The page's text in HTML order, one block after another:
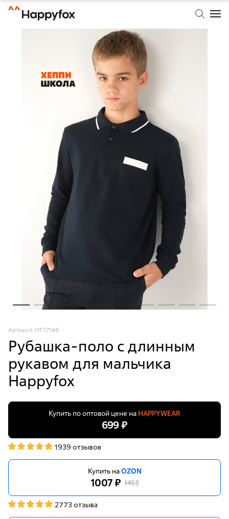
Артикул: HF77146
Рубашка-поло с длинным
рукавом для мальчика
Happyfox
Купить по оптовой цене на HAPPYWEAR
699 ₽
1939 отзывов
Купить наOZON
1007 ₽ 1453
2773 отзыва